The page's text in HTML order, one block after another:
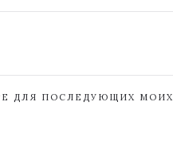
ДЛЯ ПОСЛЕДУЮЩИХ МОИХ